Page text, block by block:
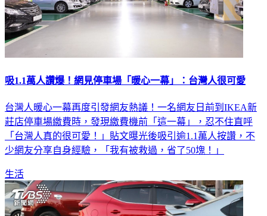
吸1.1萬人讚爆！網見停車場「暖心一幕」：台灣人很可愛
台灣人暖心一幕再度引發網友熱議！一名網友日前到IKEA新
莊店停車場繳費時，發現繳費機前「這一幕」，忍不住直呼
「台灣人真的很可愛！」貼文曝光後吸引逾1.1萬人按讚，不
少網友分享自身經驗，「我有被救過，省了50塊！」
生活